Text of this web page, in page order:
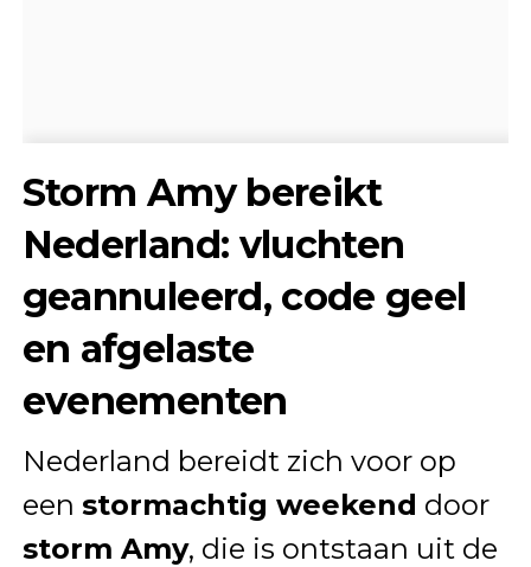
Storm Amy bereikt
Nederland: vluchten
geannuleerd, code geel
en afgelaste
evenementen
Nederland bereidt zich voor op
een stormachtig weekend door
storm Amy, die is ontstaan uit de